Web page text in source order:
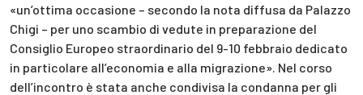
«un’ottima occasione – secondo la nota diffusa da Palazzo
Chigi – per uno scambio di vedute in preparazione del
Consiglio Europeo straordinario del 9-10 febbraio dedicato
in particolare all’economia e alla migrazione». Nel corso
dell’incontro è stata anche condivisa la condanna per gli